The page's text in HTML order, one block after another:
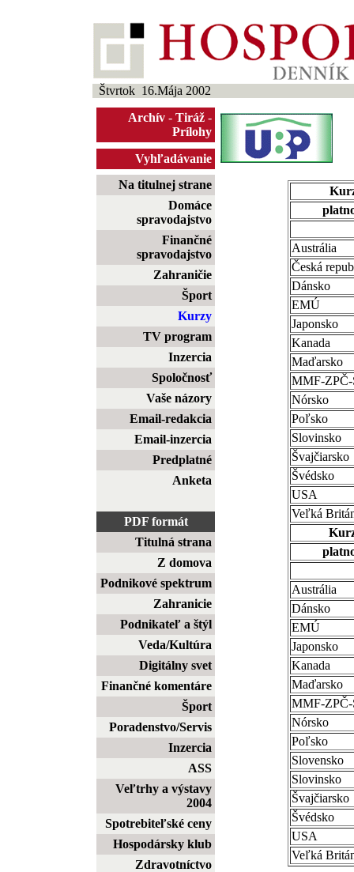
Štvrtok 16.Mája 2002
Archív - Tiráž -
Prílohy
Vyhľadávanie
Na titulnej strane
Domáce
spravodajstvo
Finančné
spravodajstvo
Zahraničie
Šport
Kurzy
TV program
Inzercia
Spoločnosť
Vaše názory
Email-redakcia
Email-inzercia
Predplatné
Anketa
PDF formát
Titulná strana
Z domova
Podnikové spektrum
Zahranicie
Podnikateľ a štýl
Veda/Kultúra
Digitálny svet
Finančné komentáre
Šport
Poradenstvo/Servis
Inzercia
ASS
Veľtrhy a výstavy
2004
Spotrebiteľské ceny
Hospodársky klub
Zdravotníctvo
Austrália
Česká
Dánsko
EMÚ
Japonsko
Kanada
Maďarsko
MMF-
Nórsko
Poľsko
Slovinsko
Švajčiarsko
Švédsko
USA
Veľká
Austrália
Dánsko
EMÚ
Japonsko
Kanada
Maďarsko
MMF-
Nórsko
Poľsko
Slovensko
Slovinsko
Švajčiarsko
Švédsko
USA
Veľká